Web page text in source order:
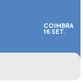
COIMBRA
16 SET.